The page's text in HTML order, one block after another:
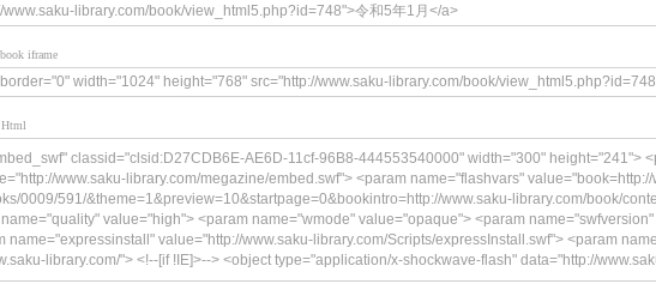
www.saku-library.com/book/view_html5.php?id=748">令和5年1月</a>
iframe
width="1024" height="768" src="http://www.saku-library.com/book/
classid="clsid:D27CDB6E-AE6D-11cf-96B8-444553540000" width="300" height="241">
www.saku-library.com/megazine/embed.swf"> <param name="flashvars" value="book=http://
0009/591/&theme=1&preview=10&startpage=0&bookintro=http://www.saku-library.com/book/
value="high"> <param name="wmode" value="opaque"> <param
name="expressinstall" value="http://www.saku-library.com/Scripts/expressInstall.swf"> <param
library.com/"> <!--[if !IE]>--> <object type="application/x-shockwave-flash" data="http://
width="300" height="241"> <!--<![endif]--> <param name="quality" value="high"> <param